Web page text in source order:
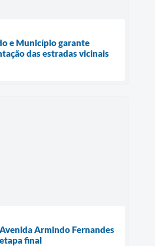
e Município garante
das estradas vicinais
Armindo Fernandes
final